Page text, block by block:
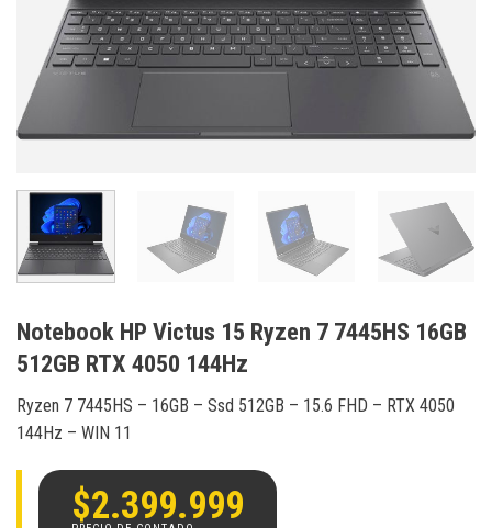
Notebook HP Victus 15 Ryzen 7 7445HS 16GB
512GB RTX 4050 144Hz
Ryzen 7 7445HS – 16GB – Ssd 512GB – 15.6 FHD – RTX 4050
144Hz – WIN 11
$2.399.999